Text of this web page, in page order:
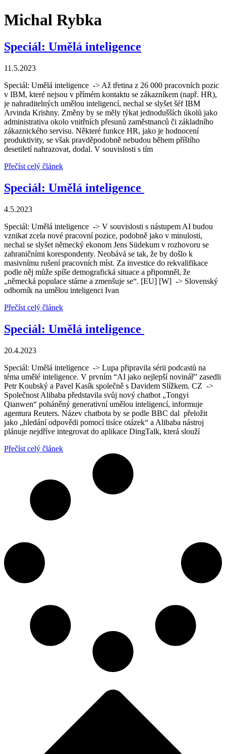
Michal Rybka
Speciál: Umělá inteligence
11.5.2023
Speciál: Umělá inteligence -> Až třetina z 26 000 pracovních pozic
v IBM, které nejsou v přímém kontaktu se zákazníkem (např. HR),
je nahraditelných umělou inteligencí, nechal se slyšet šéf IBM
Arvinda Krishny. Změny by se měly týkat jednodušších úkolů jako
administrativa okolo vnitřních přesunů zaměstnanců či základního
zákaznického servisu. Některé funkce HR, jako je hodnocení
produktivity, se však pravděpodobně nebudou během příštího
desetiletí nahrazovat, dodal. V souvislosti s tím
Přečíst celý článek
Speciál: Umělá inteligence
4.5.2023
Speciál: Umělá inteligence -> V souvislosti s nástupem AI budou
vznikat zcela nové pracovní pozice, podobně jako v minulosti,
nechal se slyšet německý ekonom Jens Südekum v rozhovoru se
zahraničními korespondenty. Neobává se tak, že by došlo k
masivnímu rušení pracovních míst. Za investice do rekvalifikace
podle něj může spíše demografická situace a připomněl, že
„německá populace stárne a zmenšuje se“. [EU] [W] -> Slovenský
odborník na umělou inteligenci Ivan
Přečíst celý článek
Speciál: Umělá inteligence
20.4.2023
Speciál: Umělá inteligence -> Lupa připravila sérii podcastů na
téma umělé inteligence. V prvním “AI jako nejlepší novinář” zasedli
Petr Koubský a Pavel Kasík společně s Davidem Slížkem. CZ ->
Společnost Alibaba představila svůj nový chatbot „Tongyi
Qianwen“ poháněný generativní umělou inteligencí, informuje
agentura Reuters. Název chatbota by se podle BBC dal přeložit
jako „hledání odpovědi pomocí tisíce otázek“ a Alibaba nástroj
plánuje nejdříve integrovat do aplikace DingTalk, která slouží
Přečíst celý článek